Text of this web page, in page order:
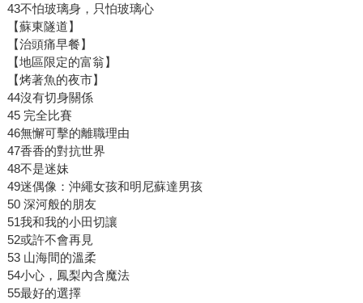
43不怕玻璃身，只怕玻璃心
【蘇東隧道】
【治頭痛早餐】
【地區限定的富翁】
【烤著魚的夜市】
44沒有切身關係
45 完全比賽
46無懈可擊的離職理由
47香香的對抗世界
48不是迷妹
49迷偶像：沖繩女孩和明尼蘇達男孩
50 深河般的朋友
51我和我的小田切讓
52或許不會再見
53 山海間的溫柔
54小心，鳳梨內含魔法
55最好的選擇